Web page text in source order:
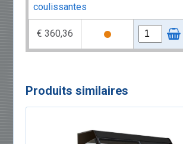
coulissantes
€ 360,36
Produits similaires